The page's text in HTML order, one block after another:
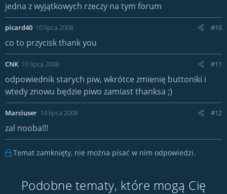
jedna z wyjątkowych rzeczy na tym forum
picard40 10 lipca 2008 #10
co to przycisk thank you
CNK 10 lipca 2008 #11
odpowiednik starych piw, wkrótce zmienię buttoniki i
wtedy znowu będzie piwo zamiast thanksa ;)
Marciuser 14 lipca 2008 #12
zal nooba!!!
Temat zamknięty, nie można pisać w nim odpowiedzi.
Podobne tematy, które mogą Cię